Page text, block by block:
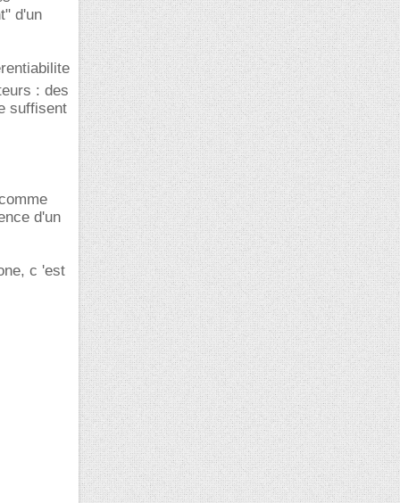
d'un
: des
suffisent
d'un
c 'est